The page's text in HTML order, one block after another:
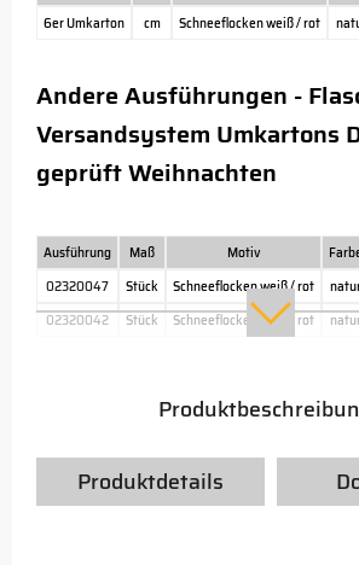
6er Umkarton
cm Schneeflocken weiß / rot
Andere Ausführungen -
Versandsystem Umkartons
geprüft Weihnachten
Ausführung Maß Motiv
02320047
Stück Schneeflocken weiß / rot
02320042
Stück Schneeflocken weiß / rot
Produktdetails